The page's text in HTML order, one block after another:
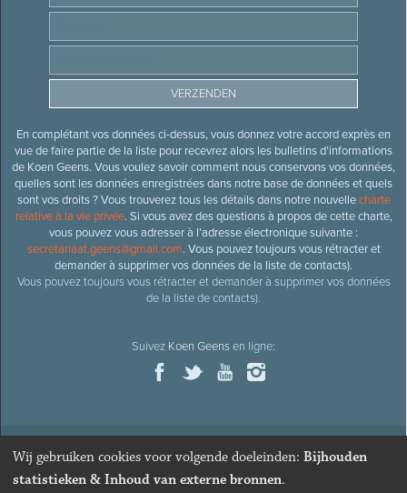
En complétant vos données ci-dessus, vous donnez votre accord exprès en
vue de faire partie de la liste pour recevrez alors les bulletins d’informations
de Koen Geens. Vous voulez savoir comment nous conservons vos données,
quelles sont les données enregistrées dans notre base de données et quels
sont vos droits ? Vous trouverez tous les détails dans notre nouvellecharte
relative à la vie privée. Si vous avez des questions à propos de cette charte,
vous pouvez vous adresser à l’adresse électronique suivante :
secretariaat.geens@gmail.com. Vous pouvez toujours vous rétracter et
demander à supprimer vos données de la liste de contacts).
Vous pouvez toujours vous rétracter et demander à supprimer vos données
de la liste de contacts).
Suivez Koen Geensen ligne:
© 2026Ancien ministre et député honoraire
Wij gebruiken cookies voor volgende doeleinden: Bijhouden
statistieken & Inhoud van externe bronnen.